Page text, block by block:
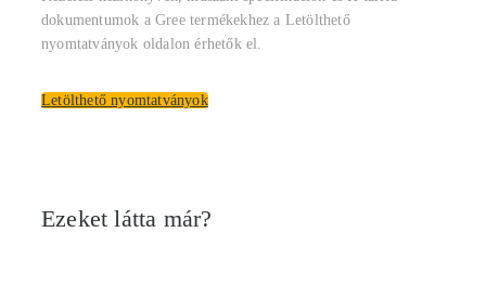
dokumentumok a Gree termékekhez a Letölthető
nyomtatványok oldalon érhetők el.
Letölthető nyomtatványok
Ezeket látta már?